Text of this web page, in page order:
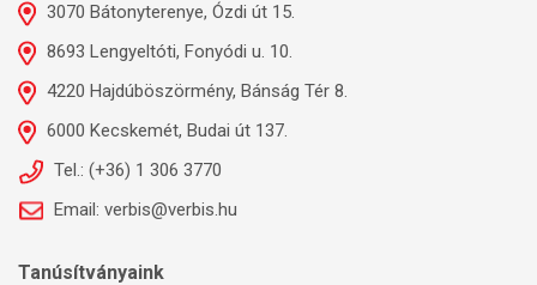
3070 Bátonyterenye, Ózdi út 15.
8693 Lengyeltóti, Fonyódi u. 10.
4220 Hajdúböszörmény, Bánság Tér 8.
6000 Kecskemét, Budai út 137.
Tel.: (+36) 1 306 3770
Email: verbis@verbis.hu
Tanúsítványaink